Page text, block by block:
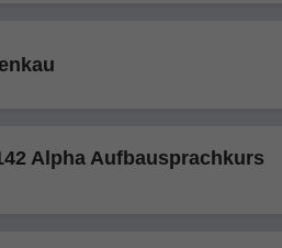
Alpha Aufbausprachkurs